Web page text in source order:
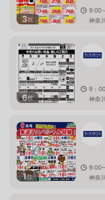
3枚
9:00
神奈
6枚
9：
神奈
1枚
神奈